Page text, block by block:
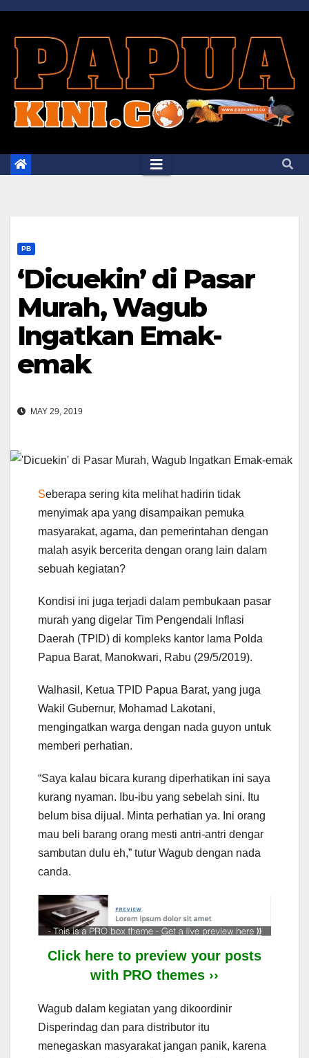
Skip
content
PB
‘Dicuekin’ di Pasar
Murah, Wagub
Ingatkan Emak-
emak
MAY 29, 2019
Seberapa sering kita melihat hadirin tidak
menyimak apa yang disampaikan pemuka
masyarakat, agama, dan pemerintahan dengan
malah asyik bercerita dengan orang lain dalam
sebuah kegiatan?
Kondisi ini juga terjadi dalam pembukaan pasar
murah yang digelar Tim Pengendali Inflasi
Daerah (TPID) di kompleks kantor lama Polda
Papua Barat, Manokwari, Rabu (29/5/2019).
Walhasil, Ketua TPID Papua Barat, yang juga
Wakil Gubernur, Mohamad Lakotani,
mengingatkan warga dengan nada guyon untuk
memberi perhatian.
“Saya kalau bicara kurang diperhatikan ini saya
kurang nyaman. Ibu-ibu yang sebelah sini. Itu
belum bisa dijual. Minta perhatian ya. Ini orang
mau beli barang orang mesti antri-antri dengar
sambutan dulu eh,” tutur Wagub dengan nada
canda.
Click here to preview your posts
with PRO themes ››
Wagub dalam kegiatan yang dikoordinir
Disperindag dan para distributor itu
menegaskan masyarakat jangan panik, karena